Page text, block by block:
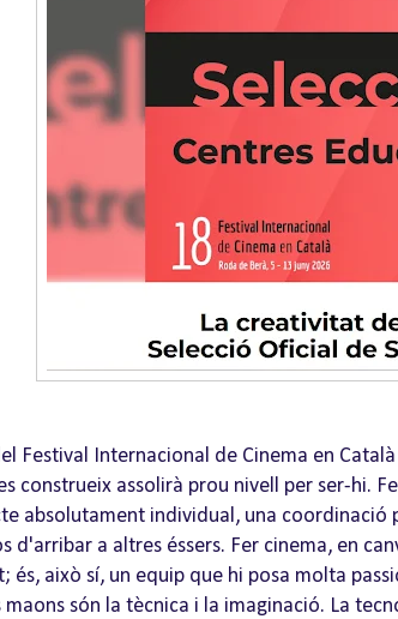
Festival Internacional de Cinema en
construeix assolirà prou nivell per ser-hi.
absolutament individual, una
d'arribar a altres éssers. Fer cinema, en
és, això sí, un equip que hi posa molta
maons són la tècnica i la imaginació. La